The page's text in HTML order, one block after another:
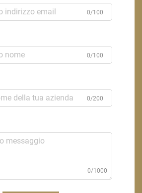
0/100
0/100
0/200
0/1000